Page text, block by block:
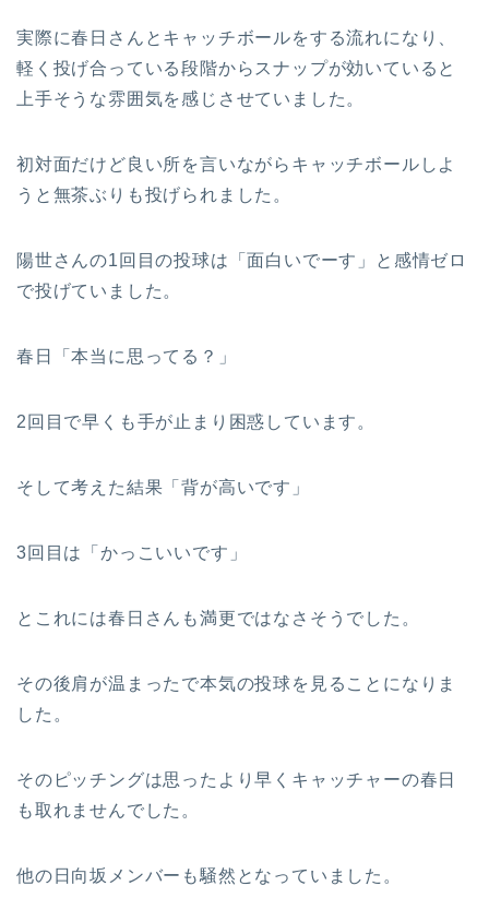
実際に春日さんとキャッチボールをする流れになり、
軽く投げ合っている段階からスナップが効いていると
上手そうな雰囲気を感じさせていました。
初対面だけど良い所を言いながらキャッチボールしよ
うと無茶ぶりも投げられました。
陽世さんの1回目の投球は「面白いでーす」と感情ゼロ
で投げていました。
春日「本当に思ってる？」
2回目で早くも手が止まり困惑しています。
そして考えた結果「背が高いです」
3回目は「かっこいいです」
とこれには春日さんも満更ではなさそうでした。
その後肩が温まったで本気の投球を見ることになりま
した。
そのピッチングは思ったより早くキャッチャーの春日
も取れませんでした。
他の日向坂メンバーも騒然となっていました。